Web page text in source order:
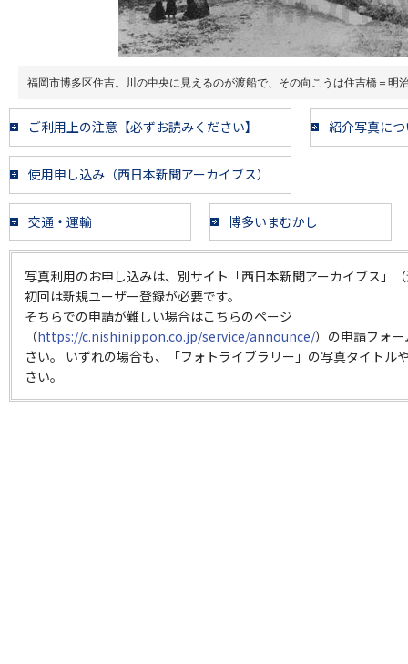
福岡市博多区住吉。川の中央に見えるのが渡船で、その向こうは住吉橋＝明
ご利用上の注意【必ずお読みください】 紹介写真に
使用申し込み（西日本新聞アーカイブス）
交通・運輸 博多いまむかし
写真利用のお申し込みは、別サイト「西日本新聞アーカイブス」
初回は新規ユーザー登録が必要です。
そちらでの申請が難しい場合はこちらのページ
（https://c.nishinippon.co.jp/service/announce/）の申請フォ
さい。 いずれの場合も、「フォトライブラリー」の写真タイトル
さい。